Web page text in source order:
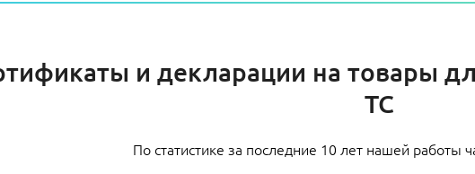
и декларации на товары
ТС
По статистике за последние 10 лет нашей работы